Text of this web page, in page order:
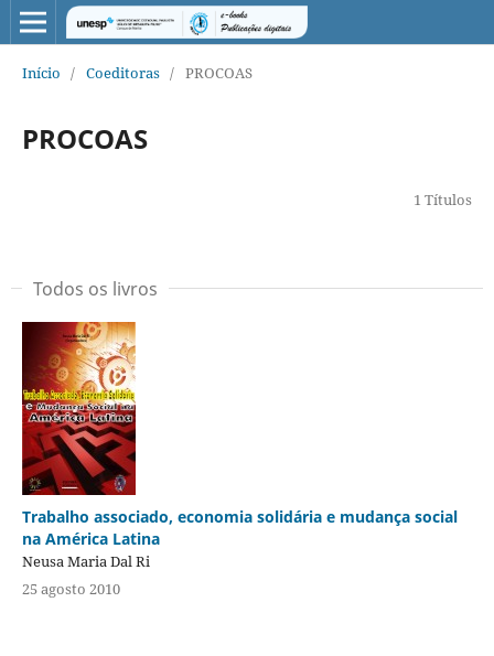
Início / Coeditoras / PROCOAS
PROCOAS
1 Títulos
Todos os livros
Trabalho associado, economia solidária e mudança social
na América Latina
Neusa Maria Dal Ri
25 agosto 2010